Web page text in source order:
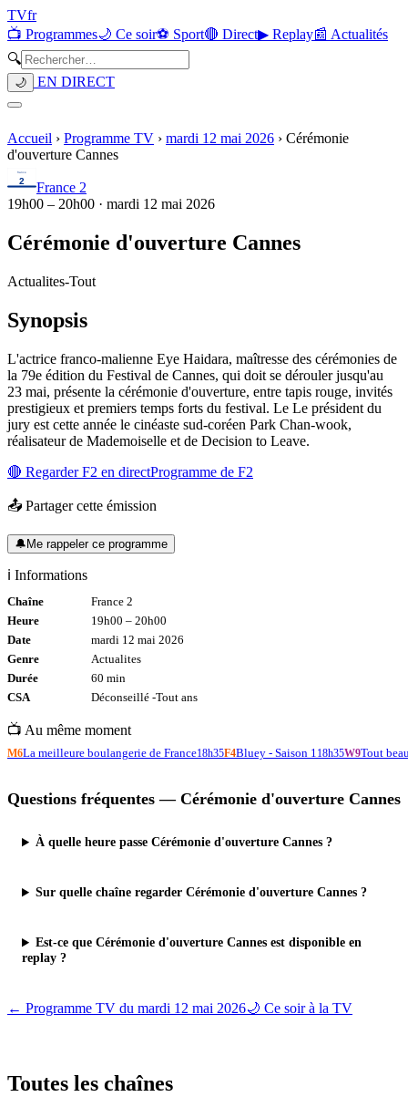
TVfr
📺 Programmes🌙 Ce soir⚽ Sport🔴 Direct▶ Replay📰 Actualités
🔍
🌙 EN DIRECT
Accueil › Programme TV › mardi 12 mai 2026 › Cérémonie
d'ouverture Cannes
France 2
19h00 – 20h00 · mardi 12 mai 2026
Cérémonie d'ouverture Cannes
Actualites-Tout
Synopsis
L'actrice franco-malienne Eye Haidara, maîtresse des cérémonies de
la 79e édition du Festival de Cannes, qui doit se dérouler jusqu'au
23 mai, présente la cérémonie d'ouverture, entre tapis rouge, invités
prestigieux et premiers temps forts du festival. Le Le président du
jury est cette année le cinéaste sud-coréen Park Chan-wook,
réalisateur de Mademoiselle et de Decision to Leave.
🔴 RegarderF2 en directProgramme de F2
📤 Partager cette émission
🔔Me rappeler ce programme
ℹ️ Informations
Chaîne
France 2
Heure
19h00 – 20h00
Date
mardi 12 mai 2026
Genre
Actualites
Durée
60 min
CSA
Déconseillé -Tout ans
📺 Au même moment
M6La meilleure boulangerie de France18h35F4Bluey - Saison 118h35W9Tout
Questions fréquentes — Cérémonie d'ouverture Cannes
À quelle heure passe Cérémonie d'ouverture Cannes ?
Sur quelle chaîne regarder Cérémonie d'ouverture Cannes ?
Est-ce que Cérémonie d'ouverture Cannes est disponible en
replay ?
← Programme TV du mardi 12 mai 2026🌙 Ce soir à la TV
Toutes les chaînes